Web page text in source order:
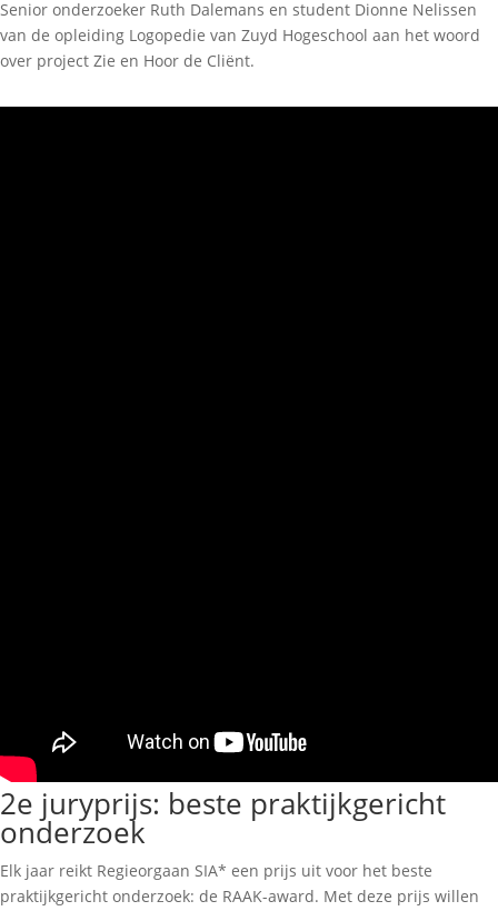
Senior onderzoeker Ruth Dalemans en student Dionne Nelissen
van de opleiding Logopedie van Zuyd Hogeschool aan het woord
over project Zie en Hoor de Cliënt.
2e juryprijs: beste praktijkgericht
onderzoek
Elk jaar reikt Regieorgaan SIA* een prijs uit voor het beste
praktijkgericht onderzoek: de RAAK-award. Met deze prijs willen